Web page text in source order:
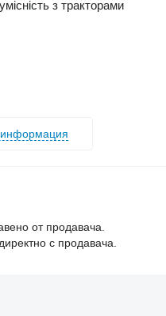
з тракторами
информация
от продавача.
с продавача.